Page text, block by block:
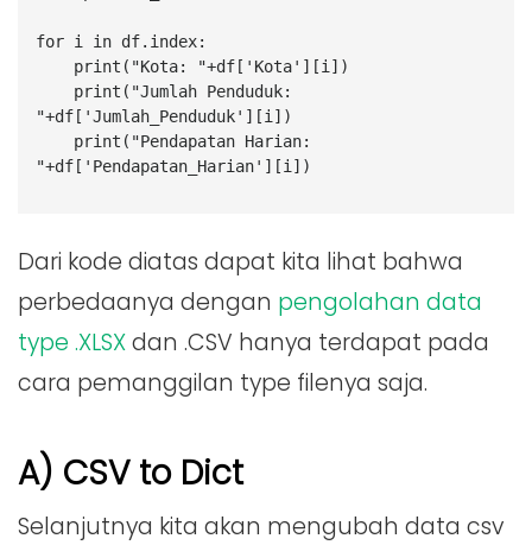
for i in df.index:
    print("Kota: "+df['Kota'][i])
"+df['Jumlah_Penduduk'][i])
"+df['Pendapatan_Harian'][i])
Dari kode diatas dapat kita lihat bahwa
perbedaanya dengan pengolahan data
type .XLSXdan .CSV hanya terdapat pada
cara pemanggilan type filenya saja.
A) CSV to Dict
Selanjutnya kita akan mengubah data csv